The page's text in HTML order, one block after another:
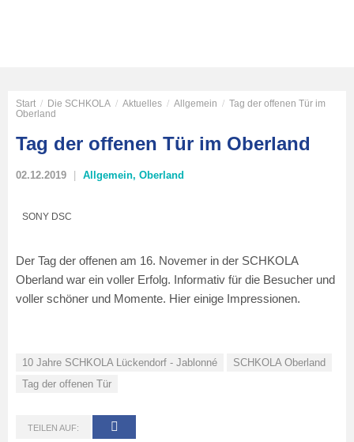
Start / Die SCHKOLA / Aktuelles / Allgemein / Tag der offenen Tür im
Oberland
Tag der offenen Tür im Oberland
02.12.2019 Allgemein, Oberland
SONY DSC
Der Tag der offenen am 16. Novemer in der SCHKOLA
Oberland war ein voller Erfolg. Informativ für die Besucher und
voller schöner und Momente. Hier einige Impressionen.
10 Jahre SCHKOLA Lückendorf - Jablonné
SCHKOLA Oberland
Tag der offenen Tür
TEILEN AUF: